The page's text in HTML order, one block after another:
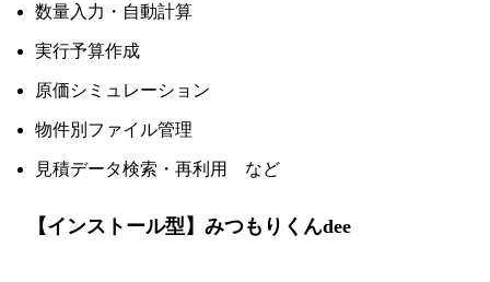
数量入力・自動計算
実行予算作成
原価シミュレーション
物件別ファイル管理
見積データ検索・再利用 など
【インストール型】みつもりくんdee